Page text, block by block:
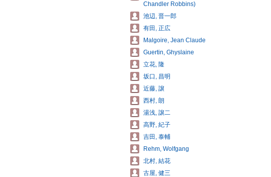
Chandler Robbins)
池辺, 晋一郎
有田, 正広
Malgoire, Jean Claude
Guertin, Ghyslaine
立花, 隆
坂口, 昌明
近藤, 譲
西村, 朗
湯浅, 譲二
高野, 紀子
吉田, 泰輔
Rehm, Wolfgang
北村, 結花
古屋, 健三